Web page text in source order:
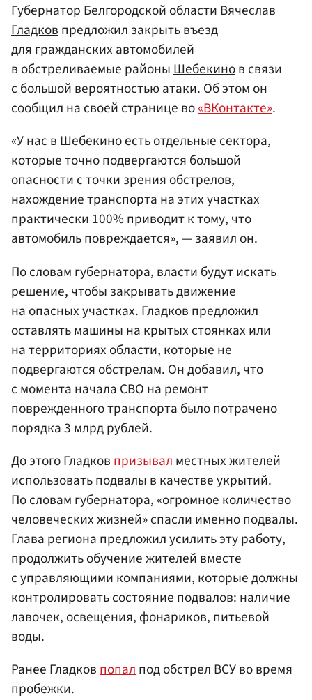
Губернатор Белгородской области Вячеслав
Гладковпредложил закрыть въезд
для гражданских автомобилей
в обстреливаемые районыШебекинов связи
с большой вероятностью атаки. Об этом он
сообщил на своей странице во«ВКонтакте».
«У нас в Шебекино есть отдельные сектора,
которые точно подвергаются большой
опасности с точки зрения обстрелов,
нахождение транспорта на этих участках
практически 100% приводит к тому, что
автомобиль повреждается», — заявил он.
По словам губернатора, власти будут искать
решение, чтобы закрывать движение
на опасных участках. Гладков предложил
оставлять машины на крытых стоянках или
на территориях области, которые не
подвергаются обстрелам. Он добавил, что
с момента начала СВО на ремонт
поврежденного транспорта было потрачено
порядка 3 млрд рублей.
До этого Гладковпризывалместных жителей
использовать подвалы в качестве укрытий.
По словам губернатора, «огромное количество
человеческих жизней» спасли именно подвалы.
Глава региона предложил усилить эту работу,
продолжить обучение жителей вместе
с управляющими компаниями, которые должны
контролировать состояние подвалов: наличие
лавочек, освещения, фонариков, питьевой
воды.
Ранее Гладковпопалпод обстрел ВСУ во время
пробежки.